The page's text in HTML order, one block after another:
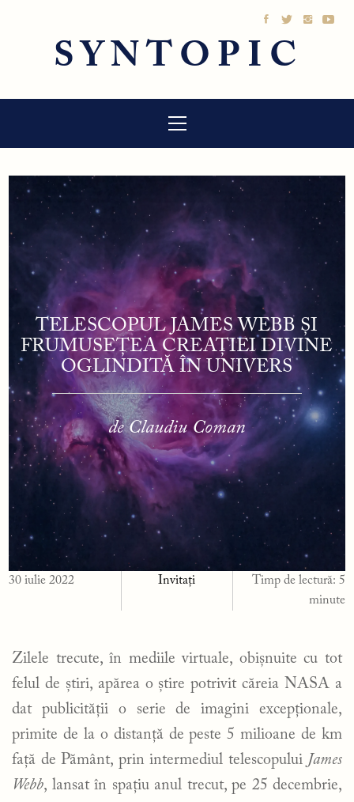
SYNTOPIC
principal
TELESCOPUL JAMES WEBB ȘI
FRUMUSEȚEA CREAȚIEI DIVINE
OGLINDITĂ ÎN UNIVERS
de Claudiu Coman
30 iulie 2022 Invitați Timp de lectură: 5
minute
Zilele trecute, în mediile virtuale, obișnuite cu tot
felul de știri, apărea o știre potrivit căreia NASA a
dat publicității o serie de imagini excepționale,
primite de la o distanță de peste 5 milioane de km
față de Pământ, prin intermediul telescopului James
Webb, lansat în spațiu anul trecut, pe 25 decembrie,